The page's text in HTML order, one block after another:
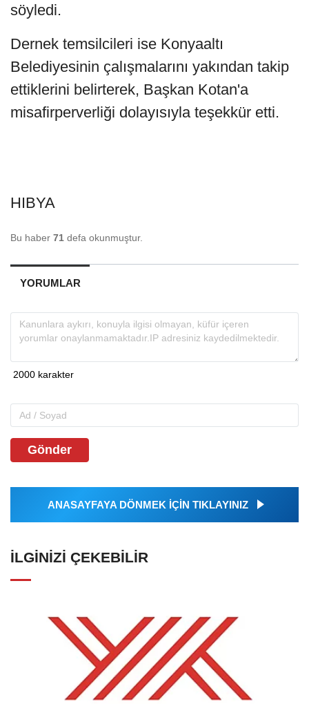
söyledi.
Dernek temsilcileri ise Konyaaltı
Belediyesinin çalışmalarını yakından takip
ettiklerini belirterek, Başkan Kotan'a
misafirperverliği dolayısıyla teşekkür etti.
HIBYA
Bu haber 71 defa okunmuştur.
YORUMLAR
Gönder
ANASAYFAYA DÖNMEK İÇİN TIKLAYINIZ
İLGINIZI ÇEKEBILIR